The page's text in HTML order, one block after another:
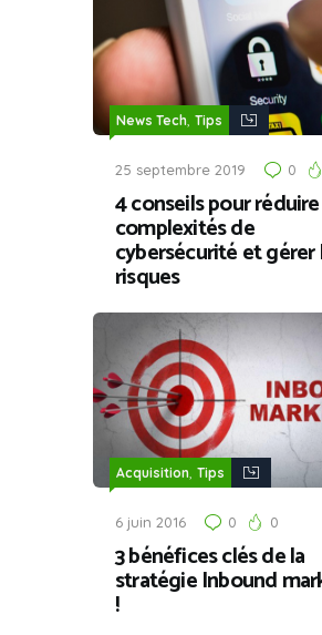
News Tech, Tips
25 septembre 2019 0
4 conseils pour
complexités de
cybersécurité et gérer
risques
Acquisition, Tips
6 juin 2016 0 0
3 bénéfices clés de la
stratégie Inbound
!